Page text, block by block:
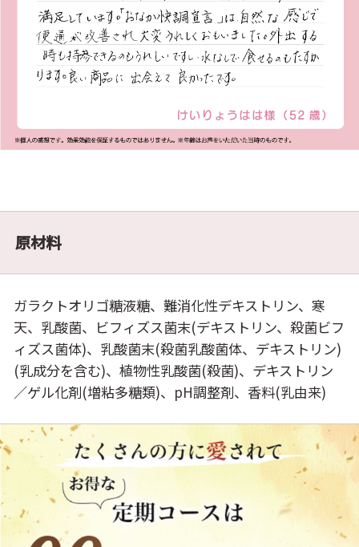
原材料
ガラクトオリゴ糖液糖、難消化性デキストリン、寒
天、乳酸菌、ビフィズス菌末(デキストリン、殺菌ビフ
ィズス菌体)、乳酸菌末(殺菌乳酸菌体、デキストリン)
(乳成分を含む)、植物性乳酸菌(殺菌)、デキストリン
／ゲル化剤(増粘多糖類)、pH調整剤、香料(乳由来)